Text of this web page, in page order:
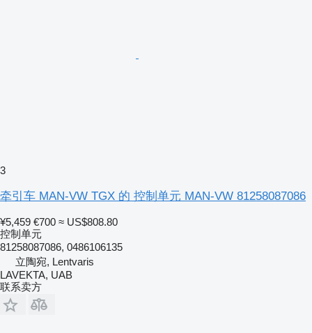
3
牵引车 MAN-VW TGX 的 控制单元 MAN-VW 81258087086
¥5,459 €700 ≈ US$808.80
控制单元
81258087086, 0486106135
立陶宛, Lentvaris
LAVEKTA, UAB
联系卖方